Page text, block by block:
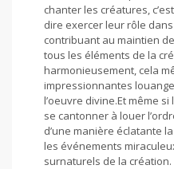
chanter les créatures,
dire exercer leur rôle
contribuant au maintien
tous les éléments de la
harmonieusement, cela
impressionnantes
l’oeuvre divine.Et même
se cantonner à louer
d’une manière éclatante
les événements
surnaturels de la création.